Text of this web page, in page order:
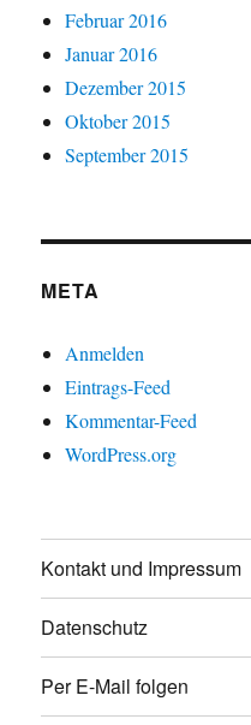
Februar 2016
Januar 2016
Dezember 2015
Oktober 2015
September 2015
META
Anmelden
Eintrags-Feed
Kommentar-Feed
WordPress.org
Kontakt und Impressum
Datenschutz
Per E-Mail folgen